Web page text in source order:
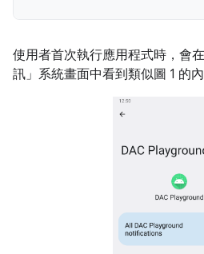
使用者首次執行應用程式時，會
訊」 系統畫面中看到類似圖 1 的內